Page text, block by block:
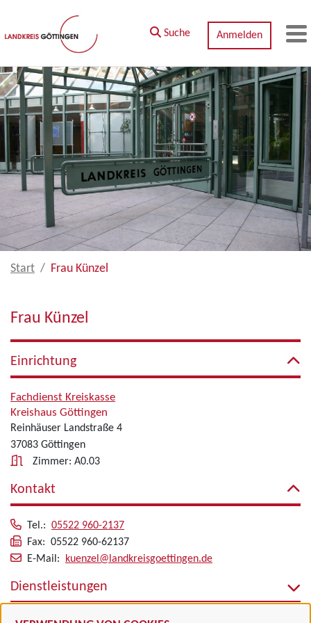
Zum Hauptinhalt springen
Suche Anmelden
Start Frau Künzel
Frau Künzel
Einrichtung
Fachdienst Kreiskasse
Kreishaus Göttingen
Reinhäuser Landstraße 4
37083 Göttingen
Zimmer: A0.03
Kontakt
Tel.: 05522 960-2137
Fax: 05522 960-62137
E-Mail:
kuenzel@landkreisgoettingen.de
Dienstleistungen